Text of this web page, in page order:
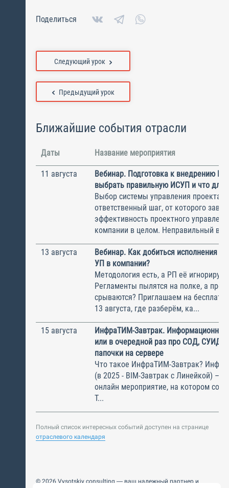
Поделиться
Предыдущий урок
Следующий урок
Ближайшие события отрасли
Даты Название мероприятия
11 августа
Вебинар. Подготовка к внедрению
выбрать правильную ИСУП и что для
Выбор системы управления
ответственный шаг, от которого
эффективность проектного
компании в целом. Неправильный
13 августа
Вебинар. Как добиться исполнения
УП в компании?
Методология есть, а РП её
Регламенты пылятся на полке, а
срываются? Приглашаем на
13 августа, где разберём, ка...
15 августа
ИнфраТИМ-Завтрак.
или в очередной раз про СОД, СУИД и
папочки на сервере
Что такое ИнфраТИМ-Завтрак?
(в 2025 - BIM-Завтрак с Линейкой) –
онлайн мероприятие, на котором
Т...
Полный список интересных событий доступен на странице
отраслевого календаря
© 2026 Vysotskiy consulting — ваш надежный партнер и